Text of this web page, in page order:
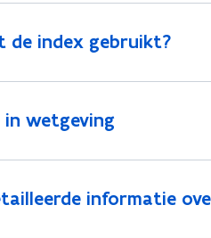
de index gebruikt?
wetgeving
informatie